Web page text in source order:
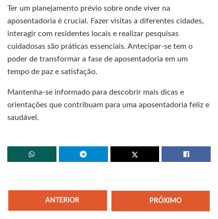
Ter um planejamento prévio sobre onde viver na
aposentadoria é crucial. Fazer visitas a diferentes cidades,
interagir com residentes locais e realizar pesquisas
cuidadosas são práticas essenciais. Antecipar-se tem o
poder de transformar a fase de aposentadoria em um
tempo de paz e satisfação.
Mantenha-se informado para descobrir mais dicas e
orientações que contribuam para uma aposentadoria feliz e
saudável.
ANTERIOR PRÓXIMO